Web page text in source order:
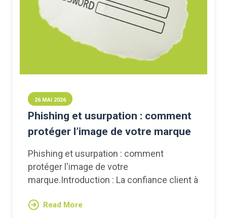
26 MAI 2026
Phishing et usurpation : comment
protéger l’image de votre marque
Phishing et usurpation : comment
protéger l'image de votre
marque.Introduction : La confiance client à
Read More